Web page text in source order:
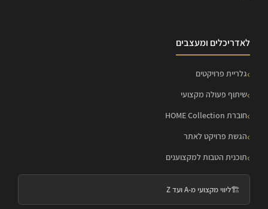
לאדריכלים ומעצבים
גלריית פרויקטים
שיתוף פעולה מקצועי
חוברת HOME Collection
הגשת פרויקט לאתר
תוכנית הטבות למקצוענים
🏗️ליווי מקצועי מ-A ועד Z